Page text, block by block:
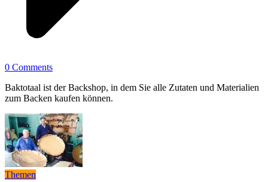
0 Comments
Baktotaal ist der Backshop, in dem Sie alle Zutaten und Materialien
zum Backen kaufen können.
Themen